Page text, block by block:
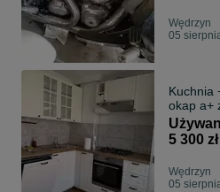
Wędrzyn
05
Kuchnia
okap a+
5 300 zł
Wędrzyn
05